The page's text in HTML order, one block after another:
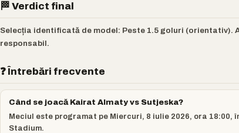
🏁 Verdict final
Selecția identificată de model: Peste 1.5 goluri (orientativ).
responsabil.
❓ Întrebări frecvente
Când se joacă Kairat Almaty vs Sutjeska?
Meciul este programat pe Miercuri, 8 iulie 2026, ora 18:00,
Stadium.